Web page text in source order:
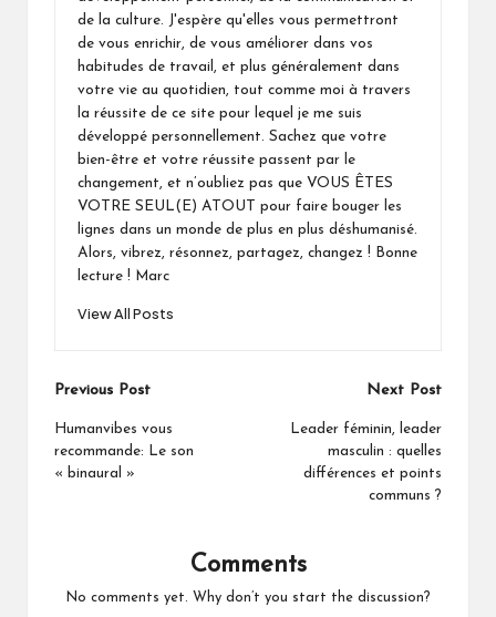
de la culture. J'espère qu'elles vous permettront
de vous enrichir, de vous améliorer dans vos
habitudes de travail, et plus généralement dans
votre vie au quotidien, tout comme moi à travers
la réussite de ce site pour lequel je me suis
développé personnellement. Sachez que votre
bien-être et votre réussite passent par le
changement, et n’oubliez pas que VOUS ÊTES
VOTRE SEUL(E) ATOUT pour faire bouger les
lignes dans un monde de plus en plus déshumanisé.
Alors, vibrez, résonnez, partagez, changez ! Bonne
lecture ! Marc
View All Posts
Post
navigation
Previous Post
Humanvibes vous
recommande: Le son
« binaural »
Next Post
Leader féminin, leader
masculin : quelles
différences et points
communs ?
Comments
No comments yet. Why don’t you start the discussion?